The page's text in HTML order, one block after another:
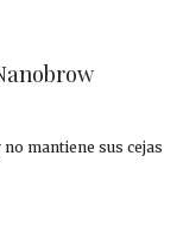
mantiene sus cejas